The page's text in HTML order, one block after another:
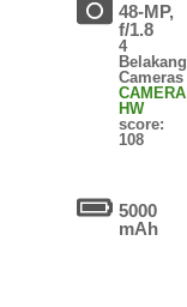
48-MP,
f/1.8
4
Belakang
Cameras
CAMERA
HW
score:
108
5000
mAh